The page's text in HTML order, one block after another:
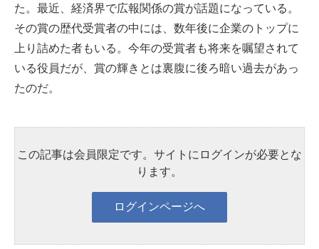
た。最近、経済界で広報関係の賞が話題になっている。
その賞の歴代受賞者の中には、数年後に企業のトップに
上り詰めた者もいる。今年の受賞者も将来を嘱望されて
いる役員だが、賞の輝きとは裏腹に後ろ暗い過去があっ
たのだ。
この記事は会員限定です。サイトにログインが必要とな
ります。